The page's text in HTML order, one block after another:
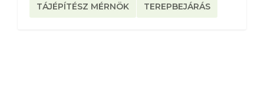
TÁJÉPÍTÉSZ MÉRNÖK TEREPBEJÁRÁS